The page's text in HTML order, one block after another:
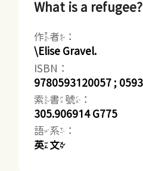
What is a refugee?
作者：
\Elise Gravel.
ISBN：
9780593120057 ;
索書號：
305.906914 G775
語系：
英文